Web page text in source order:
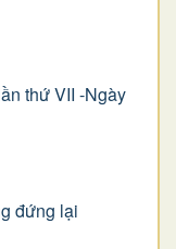
thứ VII -Ngày
đứng lại